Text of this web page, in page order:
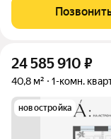
квартира
24 585 910 ₽
40,8 м² 1-комн.
новостройка